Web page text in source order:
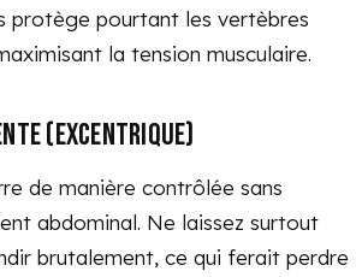
protège pourtant les vertèbres
la tension musculaire.
(EXCENTRIQUE)
de manière contrôlée sans
abdominal. Ne laissez surtout
brutalement, ce qui ferait perdre